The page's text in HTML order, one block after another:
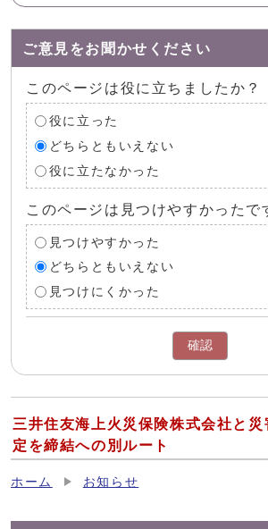
ご意見をお聞かせください
このページは役に立ちましたか？
役に立った
どちらともいえない
役に立たなかった
このページは見つけやすかったで
見つけやすかった
どちらともいえない
見つけにくかった
確認
三井住友海上火災保険株式会社と
定を締結への別ルート
ホーム お知らせ